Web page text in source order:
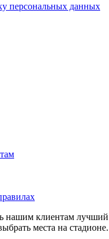
персональных данных
нашим клиентам
места на